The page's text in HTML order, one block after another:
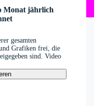
Monat jährlich
gesamten
Grafiken frei, die
sind. Video